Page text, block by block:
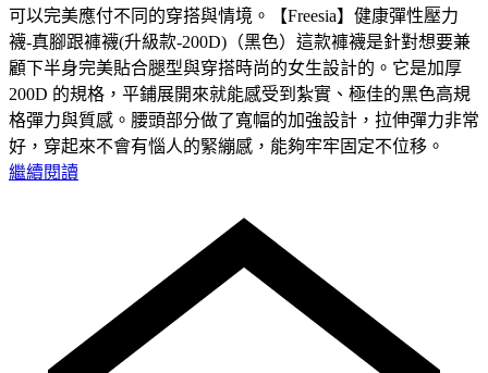
可以完美應付不同的穿搭與情境。【Freesia】健康彈性壓力
襪-真腳跟褲襪(升級款-200D)（黑色）這款褲襪是針對想要兼
顧下半身完美貼合腿型與穿搭時尚的女生設計的。它是加厚
200D 的規格，平鋪展開來就能感受到紮實、極佳的黑色高規
格彈力與質感。腰頭部分做了寬幅的加強設計，拉伸彈力非常
好，穿起來不會有惱人的緊繃感，能夠牢牢固定不位移。
繼續閱讀